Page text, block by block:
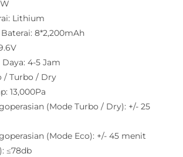
Lithium
8*2,200mAh
4-5 Jam
/ Turbo / Dry
13,000Pa
(Mode Turbo / Dry): +/- 25
(Mode Eco): +/- 45 menit
≤78db